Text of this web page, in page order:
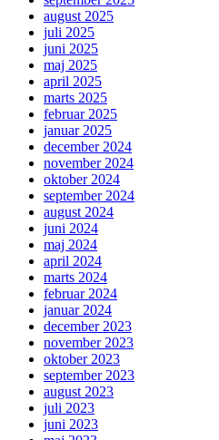
august 2025
juli 2025
juni 2025
maj 2025
april 2025
marts 2025
februar 2025
januar 2025
december 2024
november 2024
oktober 2024
september 2024
august 2024
juni 2024
maj 2024
april 2024
marts 2024
februar 2024
januar 2024
december 2023
november 2023
oktober 2023
september 2023
august 2023
juli 2023
juni 2023